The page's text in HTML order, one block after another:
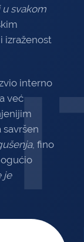
svakom
izraženost
interno
već
, fino
je